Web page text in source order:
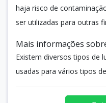
haja risco de
ser utilizadas para outras
Mais informações
Existem diversos tipos de
usadas para vários tipos